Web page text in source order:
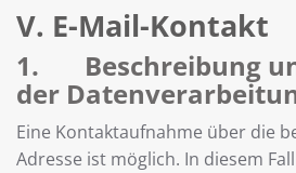
V. E-Mail-Kontakt
1. Beschreibung
der
Eine Kontaktaufnahme über die
Adresse ist möglich. In diesem